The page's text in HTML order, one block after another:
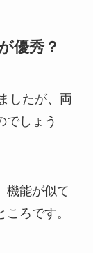
優秀？
したが、両
でしょう
機能が似て
ろです。